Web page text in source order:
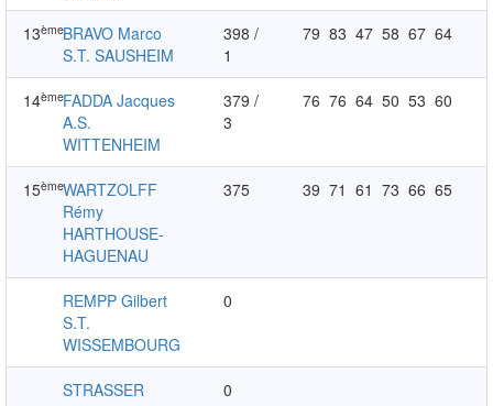
13èmeBRAVO Marco
S.T. SAUSHEIM
398 /
1
79 83 47 58 67 64
14èmeFADDA Jacques
A.S.
WITTENHEIM
379 /
3
76 76 64 50 53 60
15èmeWARTZOLFF
Rémy
HARTHOUSE-
HAGUENAU
375 39 71 61 73 66 65
REMPP Gilbert
S.T.
WISSEMBOURG
0
STRASSER
0